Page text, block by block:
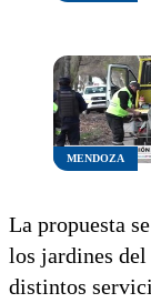
MENDOZA
La propuesta
los jardines
distintos